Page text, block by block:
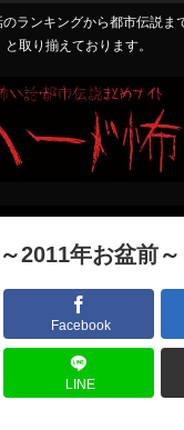
ランキングから都市伝説ま
と取り揃えております。
2011年お盆前～
Facebook
LINE